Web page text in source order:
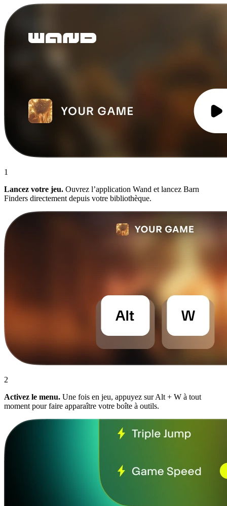
1
Lancez votre jeu. Ouvrez l’application Wand et lancez Barn
Finders directement depuis votre bibliothèque.
2
Activez le menu. Une fois en jeu, appuyez sur Alt + W à tout
moment pour faire apparaître votre boîte à outils.